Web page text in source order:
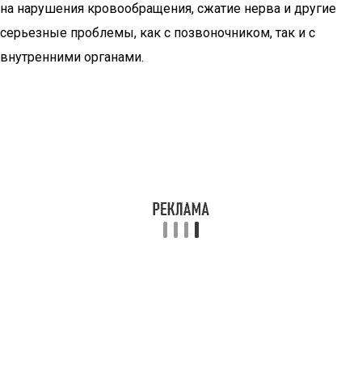
на нарушения кровообращения, сжатие нерва и другие
серьезные проблемы, как с позвоночником, так и с
внутренними органами.